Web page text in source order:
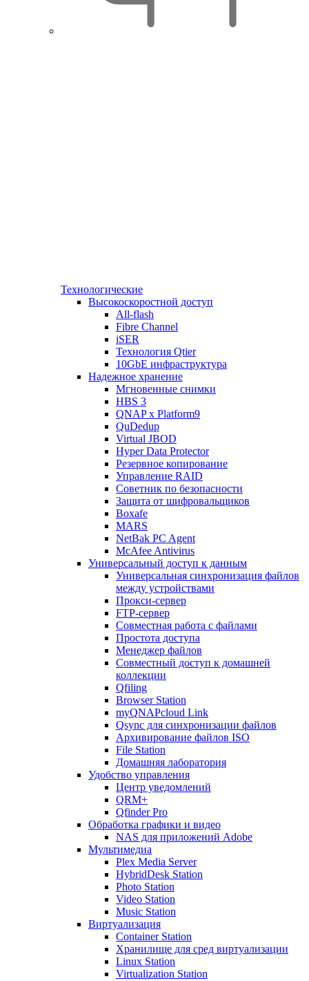
Технологические
Высокоскоростной доступ
All-flash
Fibre Channel
iSER
Технология Qtier
10GbE инфраструктура
Надежное хранение
Мгновенные снимки
HBS 3
QNAP x Platform9
QuDedup
Virtual JBOD
Hyper Data Protector
Резервное копирование
Управление RAID
Советник по безопасности
Защита от шифровальщиков
Boxafe
MARS
NetBak PC Agent
McAfee Antivirus
Универсальный доступ к данным
Универсальная синхронизация файлов
между устройствами
Прокси-сервер
FTP-сервер
Совместная работа с файлами
Простота доступа
Менеджер файлов
Совместный доступ к домашней
коллекции
Qfiling
Browser Station
myQNAPcloud Link
Qsync для синхронизации файлов
Архивирование файлов ISO
File Station
Домашняя лаборатория
Удобство управления
Центр уведомлений
QRM+
Qfinder Pro
Обработка графики и видео
NAS для приложений Adobe
Мультимедиа
Plex Media Server
HybridDesk Station
Photo Station
Video Station
Music Station
Виртуализация
Container Station
Хранилище для сред виртуализации
Linux Station
Virtualization Station